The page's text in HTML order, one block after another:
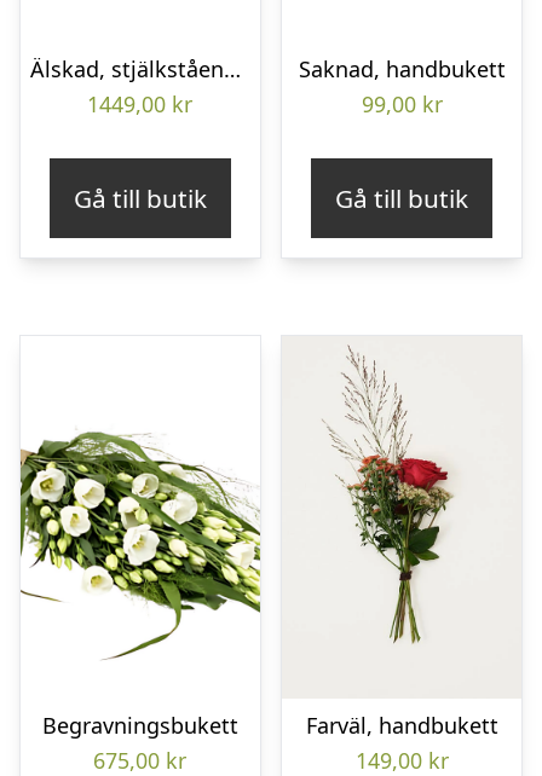
Älskad, stjälkstående bukett
1449,00 kr
Gå till butik
Saknad, handbukett
99,00 kr
Gå till butik
Begravningsbukett
675,00 kr
Farväl, handbukett
149,00 kr